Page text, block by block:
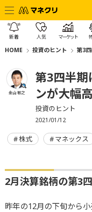
新着 人気 マーケット
HOME 投資のヒント 第3
金山 敏之
第3四半期
ンが大幅
投資のヒント
2021/01/12
株式 マネックス
2月決算銘柄の第3
昨年の12月の下旬から